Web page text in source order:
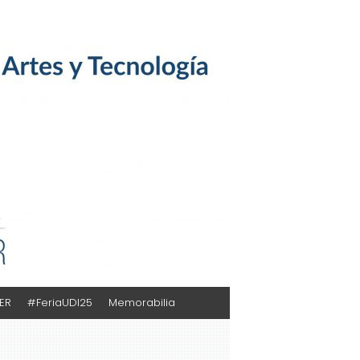
#FeriaUDI25 Memorabilia